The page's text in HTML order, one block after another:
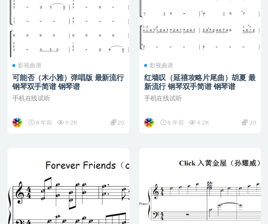
影视曲谱
可能否（木小雅）弹唱版 最新流行
钢琴双手简谱 钢琴谱
手机在线试听
8 年前 9.2K 20
影视曲谱
红墙叹（延禧攻略片尾曲）胡夏 最
新流行 钢琴双手简谱 钢琴谱
手机在线试听
8 年前 4.2K 20